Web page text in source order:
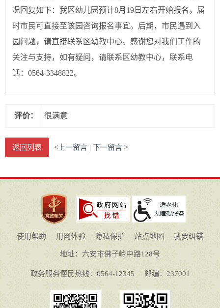
况回复如下：我区幼儿园预计8月19日左右开始报名，届
时市民可直接至该园咨询报名事宜。后期，市民遇到入
园问题，请直接联系区幼教中心。感谢您对我们工作的
关注与支持，如有疑问，请联系区幼教中心，联系电
话：0564-3348822。
评价： 很满意
返回列表 < 上一留言 | 下一留言 >
使用帮助 用网体验 隐私保护 站点地图 我要纠错
地址：六安市佛子岭中路128号
政务服务便民热线：0564-12345 邮编：237001